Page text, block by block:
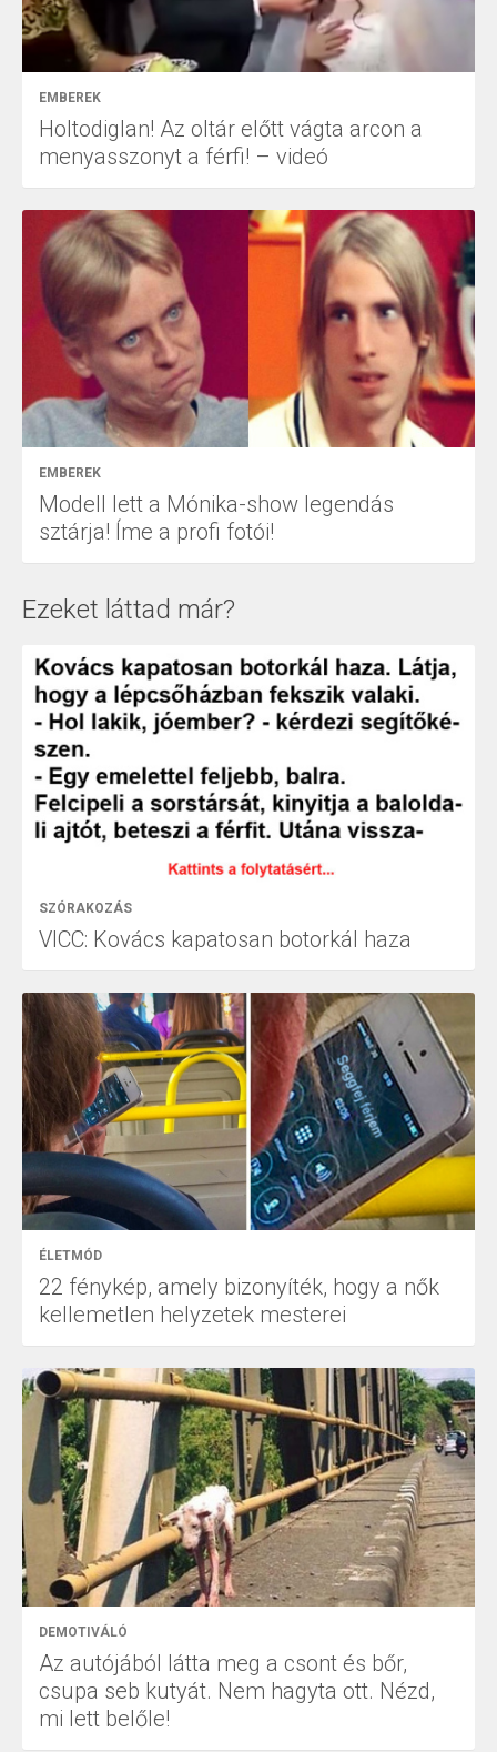
EMBEREK
Holtodiglan! Az oltár előtt vágta arcon a
menyasszonyt a férfi! – videó
EMBEREK
Modell lett a Mónika-show legendás
sztárja! Íme a profi fotói!
Ezeket láttad már?
SZÓRAKOZÁS
VICC: Kovács kapatosan botorkál haza
ÉLETMÓD
22 fénykép, amely bizonyíték, hogy a nők
kellemetlen helyzetek mesterei
DEMOTIVÁLÓ
Az autójából látta meg a csont és bőr,
csupa seb kutyát. Nem hagyta ott. Nézd,
mi lett belőle!